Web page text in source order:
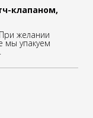
клапаном,
желании
мы упакуем